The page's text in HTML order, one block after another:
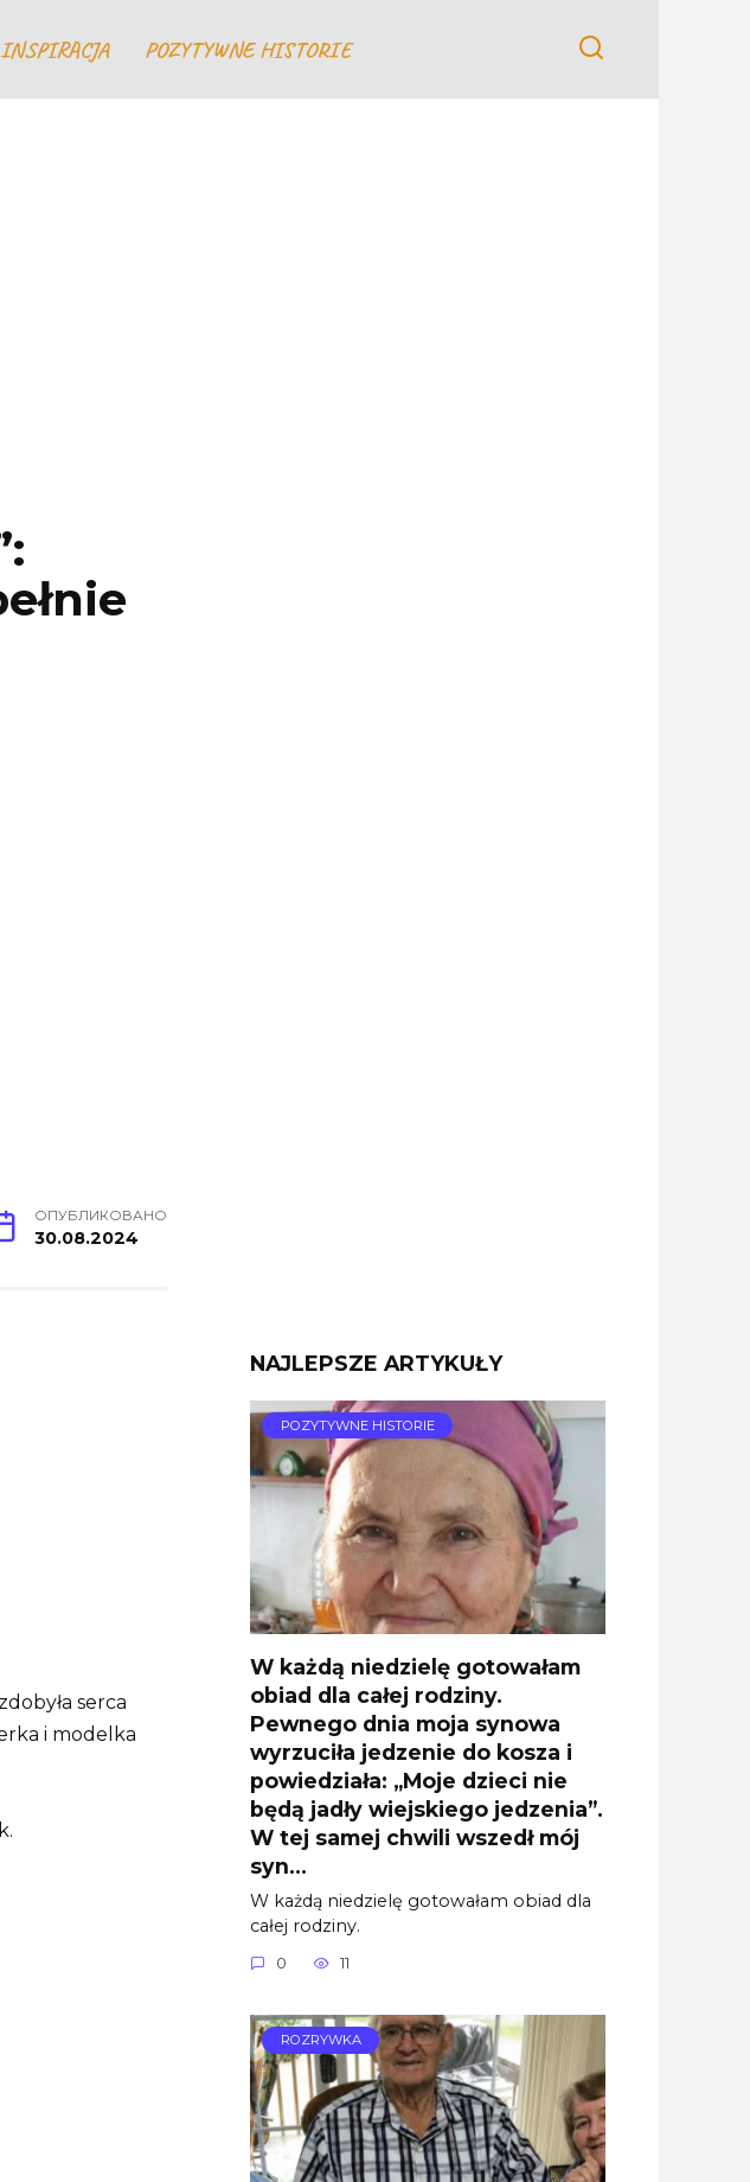
INSPIRACJA POZYTYWNE HISTORIE
ОПУБЛИКОВАНО
30.08.2024
serca
i modelka
NAJLEPSZE ARTYKUŁY
POZYTYWNE HISTORIE
W każdą niedzielę gotowałam
obiad dla całej rodziny.
Pewnego dnia moja synowa
wyrzuciła jedzenie do kosza i
powiedziała: „Moje dzieci nie
będą jadły wiejskiego jedzenia”.
W tej samej chwili wszedł mój
syn…
W każdą niedzielę gotowałam obiad dla
całej rodziny.
0 11
ROZRYWKA